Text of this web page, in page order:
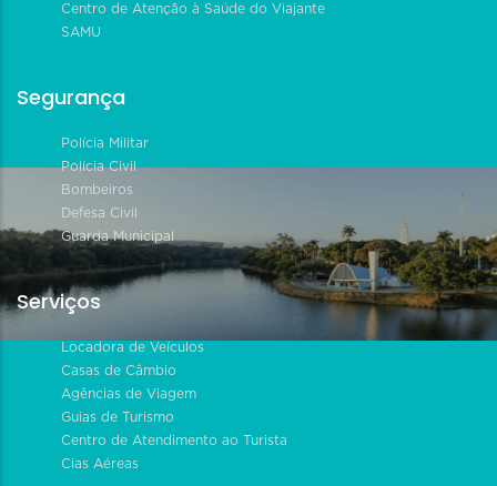
Centro de Atenção à Saúde do Viajante
SAMU
Segurança
Polícia Militar
Polícia Civil
Bombeiros
Defesa Civil
Guarda Municipal
Serviços
Locadora de Veículos
Casas de Câmbio
Agências de Viagem
Guias de Turismo
Centro de Atendimento ao Turista
Cias Aéreas